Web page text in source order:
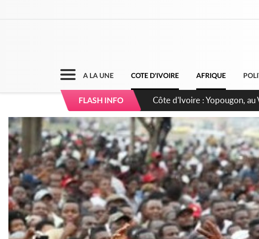
A LA UNE COTE D'IVOIRE AFRIQUE
FLASH INFO
Côte d'Ivoire : CHU de
direction sur les arriérés du